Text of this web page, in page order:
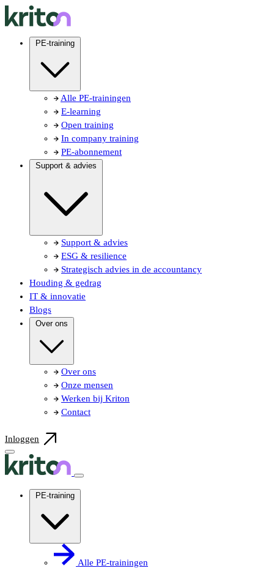
PE-training
Alle PE-trainingen
E-learning
Open training
In company training
PE-abonnement
Support & advies
Support & advies
ESG & resilience
Strategisch advies in de accountancy
Houding & gedrag
IT & innovatie
Blogs
Over ons
Over ons
Onze mensen
Werken bij Kriton
Contact
Inloggen
PE-training
Alle PE-trainingen